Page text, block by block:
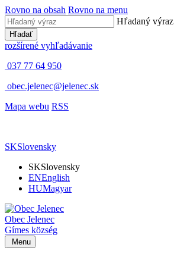
Rovno na obsah Rovno na menu
Hľadaný výraz
Hľadať
rozšírené vyhľadávanie
037 77 64 950
obec.jelenec@jelenec.sk
Mapa webu RSS
SKSlovensky
SKSlovensky
ENEnglish
HUMagyar
Obec Jelenec
Gímes község
Menu